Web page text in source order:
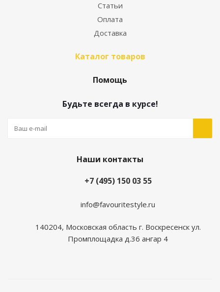
Статьи
Оплата
Доставка
Каталог товаров
Помощь
Будьте всегда в курсе!
Наши контакты
+7 (495) 150 03 55
info@favouritestyle.ru
140204, Московская область г. Воскресенск ул.
Промплощадка д.36 ангар 4